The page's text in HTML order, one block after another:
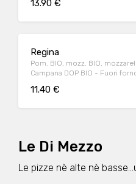
13.90 €
Regina
Pom. BIO, mozz. BIO,
Campana DOP BIO - Fuori
11.40 €
Le Di Mezzo
Le pizze nè alte nè